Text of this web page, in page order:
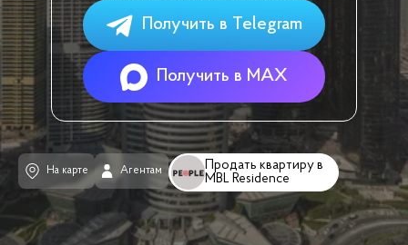
Продать квартиру в
MBL Residence
На карте Агентам
Получить в Telegram
Получить в MAX